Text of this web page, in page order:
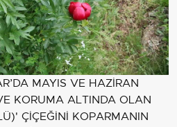
MAYIS VE HAZİRAN
KORUMA ALTINDA OLAN
ÇİÇEĞİNİ KOPARMANIN